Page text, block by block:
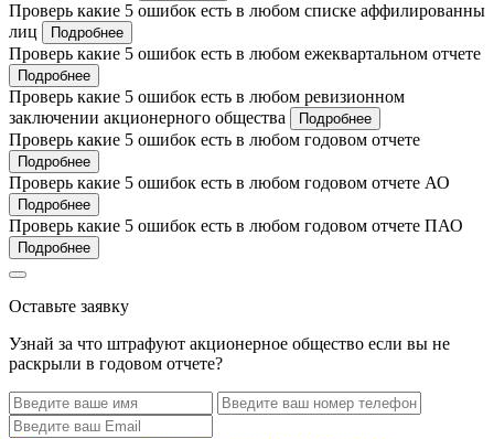
Проверь какие 5 ошибок есть в любом списке аффилированны
лиц
Подробнее
Проверь какие 5 ошибок есть в любом ежеквартальном отчете
Подробнее
Проверь какие 5 ошибок есть в любом ревизионном
заключении акционерного общества
Подробнее
Проверь какие 5 ошибок есть в любом годовом отчете
Подробнее
Проверь какие 5 ошибок есть в любом годовом отчете АО
Подробнее
Проверь какие 5 ошибок есть в любом годовом отчете ПАО
Подробнее
Оставьте заявку
Узнай за что штрафуют акционерное общество если вы не
раскрыли в годовом отчете?